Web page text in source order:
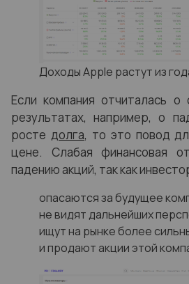
Доходы Apple растут из
Если компания отчиталась о
результатах, например, о
росте долга, то это повод
цене. Слабая финансовая
падению акций, так как
опасаются за будущее
не видят дальнейших
ищут на рынке более
и продают акции этой